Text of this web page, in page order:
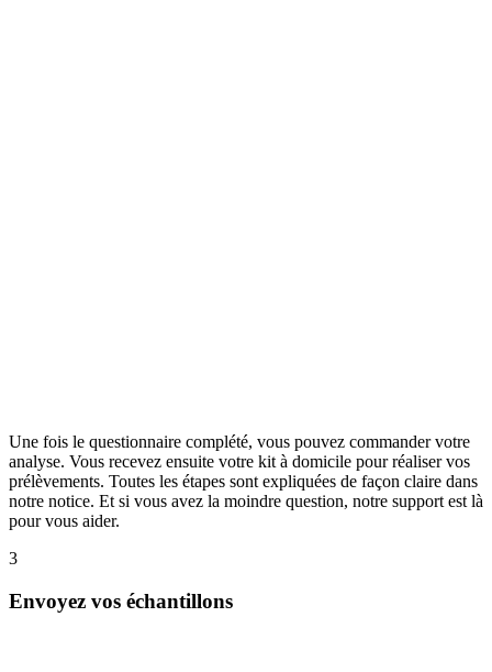
Une fois le questionnaire complété, vous pouvez commander votre
analyse. Vous recevez ensuite votre kit à domicile pour réaliser vos
prélèvements. Toutes les étapes sont expliquées de façon claire dans
notre notice. Et si vous avez la moindre question, notre support est là
pour vous aider.
3
Envoyez vos échantillons